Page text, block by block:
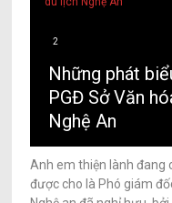
2
Những phát
PGĐ Sở Văn
Nghệ An
Anh em thiện lành đang
được cho là Phó giám